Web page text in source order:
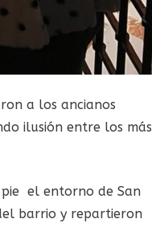
a los ancianos
ilusión entre los más
pie el entorno de San
barrio y repartieron